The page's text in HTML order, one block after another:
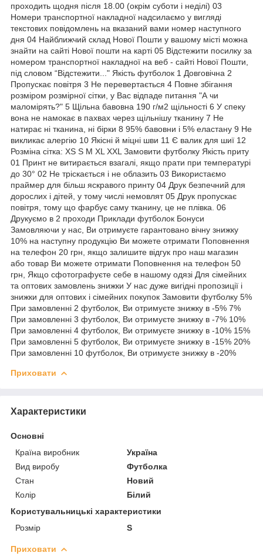
проходить щодня після 18.00 (окрім суботи і неділі) 03
Номери транспортної накладної надсилаємо у вигляді
текстових повідомлень на вказаний вами номер наступного
дня 04 Найближчий склад Нової Пошти у вашому місті можна
знайти на сайті Нової пошти на карті 05 Відстежити посилку за
номером транспортної накладної на веб - сайті Нової Пошти,
під словом “Відстежити..." Якість футболок 1 Довговічна 2
Пропускає повітря 3 Не перевертається 4 Повне збігання
розміром розмірної сітки, у Вас відпаде питання "А чи
маломірять?" 5 Щільна бавовна 190 г/м2 щільності 6 У спеку
вона не намокає в пахвах через щільнішу тканину 7 Не
натирає ні тканина, ні бірки 8 95% бавовни і 5% еластану 9 Не
викликає алергію 10 Якісні й міцні шви 11 Є валик для шиї 12
Розміна сітка: XS S M XL XXL Замовити футболку Якість приту
01 Принт не витирається взагалі, якщо прати при температурі
до 30° 02 Не тріскається і не облазить 03 Використаємо
праймер для більш яскравого принту 04 Друк безпечний для
дорослих і дітей, у тому числі немовлят 05 Друк пропускає
повітря, тому що фарбує саму тканину, це не плівка. 06
Друкуємо в 2 проходи Приклади футболок Бонуси
Замовляючи у нас, Ви отримуєте гарантовано вічну знижку
10% на наступну продукцію Ви можете отримати Поповнення
на телефон 20 грн, якщо залишите відгук про наш магазин
або товар Ви можете отримати Поповнення на телефон 50
грн, Якщо сфотографуєте себе в нашому одязі Для сімейних
та оптових замовлень знижки У нас дуже вигідні пропозиції і
знижки для оптових і сімейних покупок Замовити футболку 5%
При замовленні 2 футболок, Ви отримуєте знижку в -5% 7%
При замовленні 3 футболок, Ви отримуєте знижку в -7% 10%
При замовленні 4 футболок, Ви отримуєте знижку в -10% 15%
При замовленні 5 футболок, Ви отримуєте знижку в -15% 20%
При замовленні 10 футболок, Ви отримуєте знижку в -20%
Приховати
Характеристики
Основні
Країна виробник
Україна
Вид виробу
Футболка
Стан
Новий
Колір
Білий
Користувальницькі характеристики
Розмір
S
Приховати